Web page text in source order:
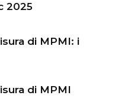
2025
di MPMI: i
di MPMI